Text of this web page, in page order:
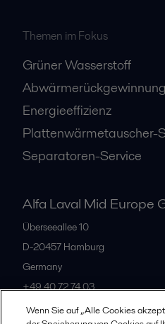
Themen im Fokus
Grüner Wasserstoff
Abwärmerückgewinnung
Energieeffizienz
Plattenwärmetauscher-
Separatoren-Service
Alfa Laval Mid Europe
Überseeallee 10
D-20457 Hamburg
Germany
+49 40 72 74 03
Wenn Sie auf „Alle Cookies